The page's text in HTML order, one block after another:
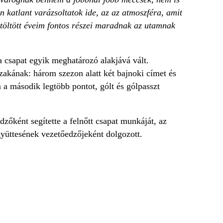
varázsoltatok ide, az az atmoszféra, amit
éveim fontos részei maradnak az utamnak
egyik meghatározó alakjává vált.
három szezon alatt két bajnoki címet és
második legtöbb pontot, gólt és gólpasszt
segítette a felnőtt csapat munkáját, az
vezetőedzőjeként dolgozott.